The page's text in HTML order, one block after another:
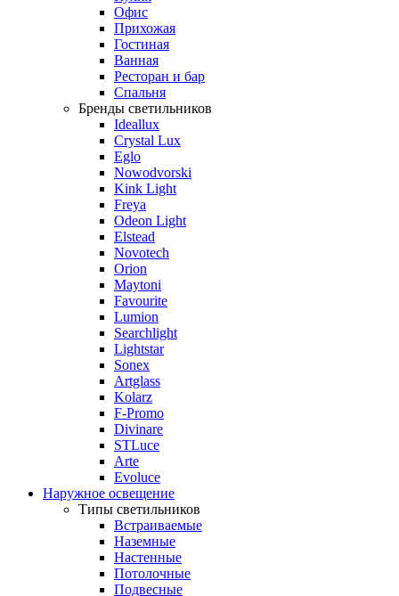
Офис
Прихожая
Гостиная
Ванная
Ресторан и бар
Спальня
Бренды светильников
Ideallux
Crystal Lux
Eglo
Nowodvorski
Kink Light
Freya
Odeon Light
Elstead
Novotech
Orion
Maytoni
Favourite
Lumion
Searchlight
Lightstar
Sonex
Artglass
Kolarz
F-Promo
Divinare
STLuce
Arte
Evoluce
Наружное освещение
Типы светильников
Встраиваемые
Наземные
Настенные
Потолочные
Подвесные